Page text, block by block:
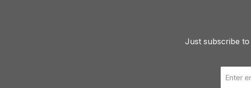
Just subscribe
address